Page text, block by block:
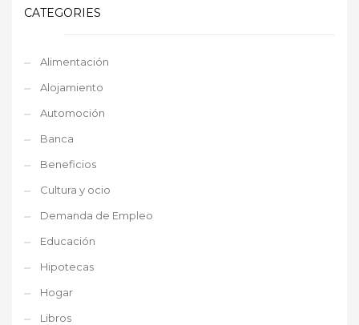
CATEGORIES
Alimentación
Alojamiento
Automoción
Banca
Beneficios
Cultura y ocio
Demanda de Empleo
Educación
Hipotecas
Hogar
Libros